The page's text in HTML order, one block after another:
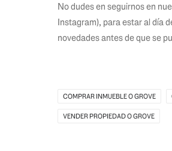
No dudes en seguirnos en
Instagram), para estar al día
novedades antes de que se
COMPRAR INMUEBLE O GROVE
VENDER PROPIEDAD O GROVE